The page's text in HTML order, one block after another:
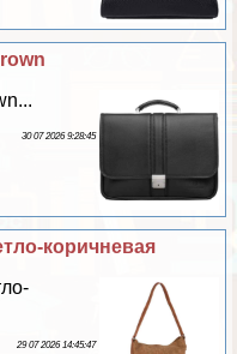
30 07 2026 9:28:45
коричневая
29 07 2026 14:45:47